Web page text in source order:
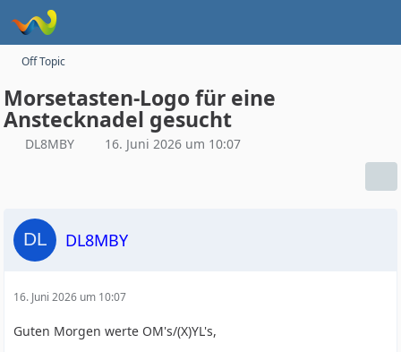
Off Topic
Morsetasten-Logo für eine
Anstecknadel gesucht
DL8MBY 16. Juni 2026 um 10:07
DL8MBY
16. Juni 2026 um 10:07
Guten Morgen werte OM's/(X)YL's,